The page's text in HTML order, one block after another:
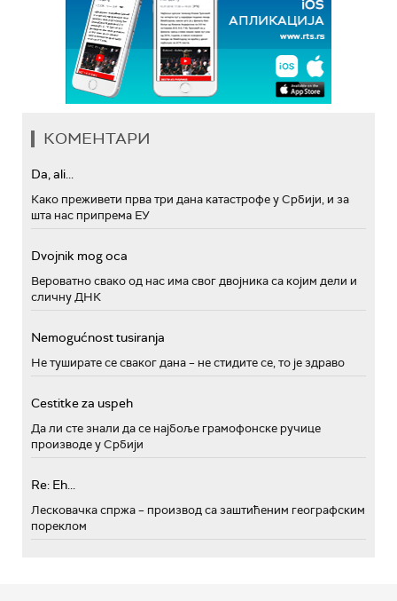
КОМЕНТАРИ
Da, ali...
Како преживети прва три дана катастрофе у Србији, и за
шта нас припрема ЕУ
Dvojnik mog oca
Вероватно свако од нас има свог двојника са којим дели и
сличну ДНК
Nemogućnost tusiranja
Не туширате се сваког дана – не стидите се, то је здраво
Cestitke za uspeh
Да ли сте знали да се најбоље грамофонске ручице
производе у Србији
Re: Eh...
Лесковачка спржа – производ са заштићеним географским
пореклом